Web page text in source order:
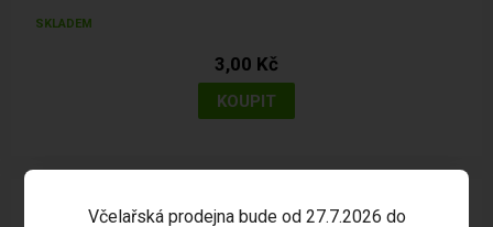
SKLADEM
3,00 Kč
Včelařská prodejna bude od 27.7.2026 do